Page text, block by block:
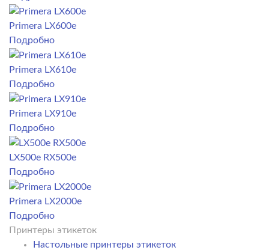
Primera LX600e
Подробно
Primera LX610e
Подробно
Primera LX910e
Подробно
LX500e RX500e
Подробно
Primera LX2000e
Подробно
Принтеры этикеток
Настольные принтеры этикеток